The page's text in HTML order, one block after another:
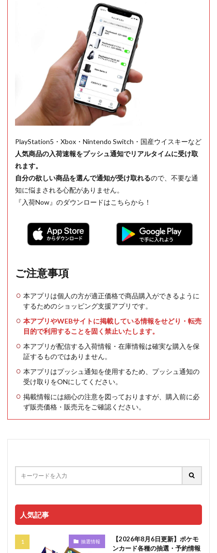
PlayStation5・Xbox・Nintendo Switch・国産ウイスキーなど
人気商品の入荷速報をプッシュ通知でリアルタイムに受け取
れます。
自分の欲しい商品を選んで通知が受け取れるので、不要な通
知に悩まされる心配がありません。
『入荷Now』のダウンロードはこちらから！
ご注意事項
本アプリは個人の方が適正価格で商品購入ができるように
するためのショッピング支援アプリです。
本アプリやWEBサイトに掲載している情報をせどり・転売
目的で利用することを固く禁止いたします。
本アプリが配信する入荷情報・在庫情報は確実な購入を保
証するものではありません。
本アプリはプッシュ通知を使用するため、プッシュ通知の
受け取りをONにしてください。
掲載情報には細心の注意を図っておりますが、購入前に必
ず販売価格・販売元をご確認ください。
人気記事
抽選情報
【2026年8月6日更新】ポケモ
ンカード各種の抽選・予約情報